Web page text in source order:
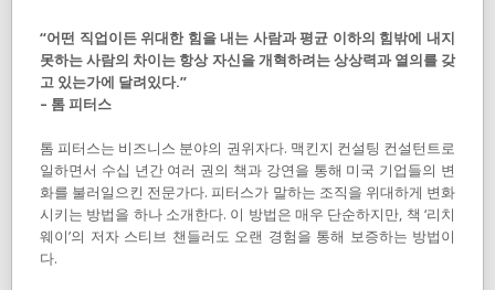
“어떤 직업이든 위대한 힘을 내는 사람과 평균 이하의 힘밖에 내지
못하는 사람의 차이는 항상 자신을 개혁하려는 상상력과 열의를 갖
고 있는가에 달려있다.”
– 톰 피터스
톰 피터스는 비즈니스 분야의 권위자다. 맥킨지 컨설팅 컨설턴트로
일하면서 수십 년간 여러 권의 책과 강연을 통해 미국 기업들의 변
화를 불러일으킨 전문가다. 피터스가 말하는 조직을 위대하게 변화
시키는 방법을 하나 소개한다. 이 방법은 매우 단순하지만, 책 ‘리치
웨이’의 저자 스티브 챈들러도 오랜 경험을 통해 보증하는 방법이
다.